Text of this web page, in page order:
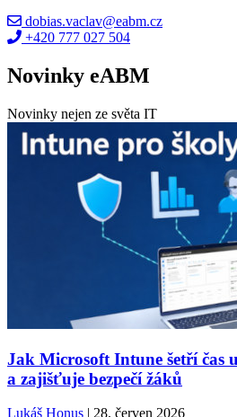
dobias.vaclav@eabm.cz
+420 777 027 504
Novinky eABM
Novinky nejen ze světa IT
Jak Microsoft Intune šetří čas
a zajišťuje bezpečí žáků
Lukáš Honus| 28. červen 2026